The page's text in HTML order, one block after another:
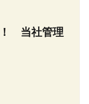
！ 当社管理